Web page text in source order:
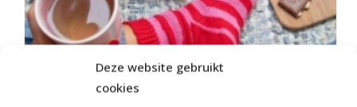
Deze website gebruikt
cookies